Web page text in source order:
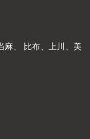
麻、 比布、上川、美